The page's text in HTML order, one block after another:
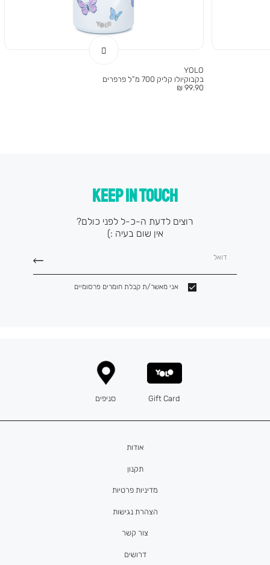
YOLO
בקבוקיולו קליק 700 מ”ל פרפרים
מחיר
99.90 ₪
KEEP IN TOUCH
רוצים לדעת ה-כ-ל לפני כולם?
אין שום בעיה :)
דואל
אני מאשר/ת קבלת חומרים פרסומיים
אודות
תקנון
מדיניות פרטיות
הצהרת נגישות
צור קשר
דרושים
Gift Card סניפים